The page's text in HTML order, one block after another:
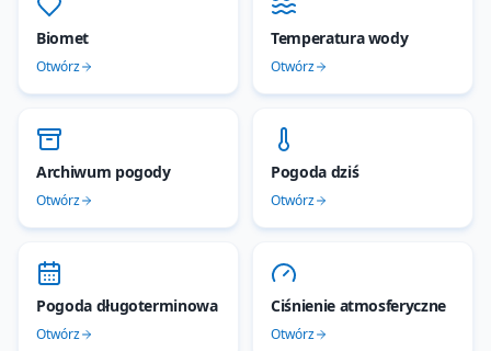
Biomet
Otwórz
Temperatura wody
Otwórz
Archiwum pogody
Otwórz
Pogoda dziś
Otwórz
Pogoda długoterminowa
Otwórz
Ciśnienie atmosferyczne
Otwórz